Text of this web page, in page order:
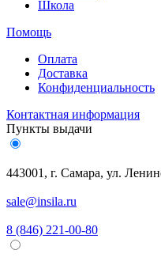
Школа
Помощь
Оплата
Доставка
Конфиденциальность
Контактная информация
Пункты выдачи
443001, г. Самара, ул.
sale@insila.ru
8 (846) 221-00-80